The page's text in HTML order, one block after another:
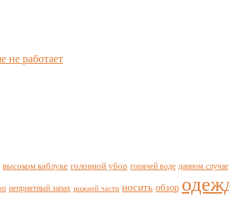
не работает
высоком каблуке головной убор горячей воде данном случае
неприятный запах нижней части носить обзор